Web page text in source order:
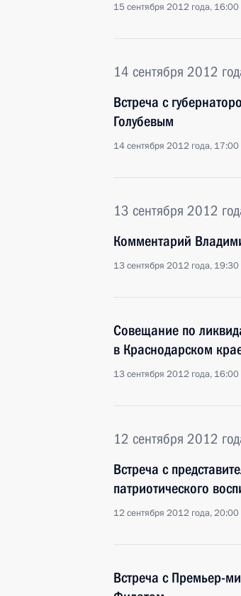
15 сентября 2012 года, 16:00
14 сентября 2012
Встреча с
Голубевым
14 сентября 2012 года, 17:00
13 сентября 2012
Комментарий
13 сентября 2012 года, 19:30
Совещание по
в Краснодарском
13 сентября 2012 года, 16:00
12 сентября 2012
Встреча с
патриотического
12 сентября 2012 года, 20:00
Встреча с Премьер-